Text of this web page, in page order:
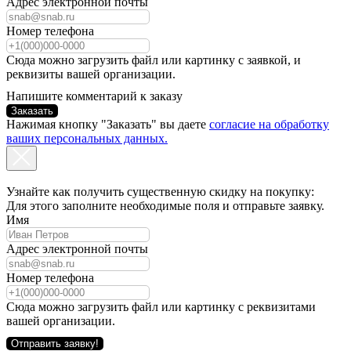
Номер телефона
Сюда можно загрузить файл или картинку с заявкой, и
реквизиты вашей организации.
Напишите комментарий к заказу
Заказать
Нажимая кнопку "Заказать" вы даете согласие на обработку
ваших персональных данных.
Узнайте как получить существенную скидку на покупку:
Для этого заполните необходимые поля и отправьте заявку.
Имя
Адрес электронной почты
Номер телефона
Сюда можно загрузить файл или картинку с реквизитами
вашей организации.
Отправить заявку!